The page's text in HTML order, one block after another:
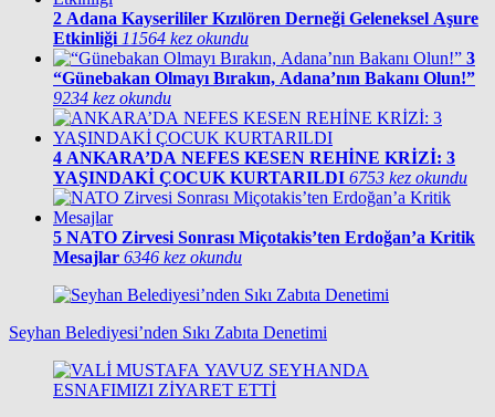
2 Adana Kayserililer Kızılören Derneği Geleneksel Aşure
Etkinliği 11564 kez okundu
3
“Günebakan Olmayı Bırakın, Adana’nın Bakanı Olun!”
9234 kez okundu
4 ANKARA’DA NEFES KESEN REHİNE KRİZİ: 3
YAŞINDAKİ ÇOCUK KURTARILDI 6753 kez okundu
5 NATO Zirvesi Sonrası Miçotakis’ten Erdoğan’a Kritik
Mesajlar 6346 kez okundu
Seyhan Belediyesi’nden Sıkı Zabıta Denetimi